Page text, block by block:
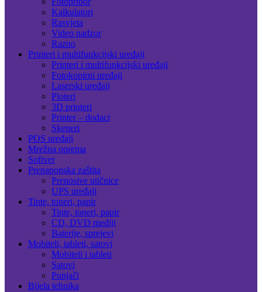
Kalkulatori
Rasvjeta
Video nadzor
Razno
Printeri i multifunkcijski uređaji
Printeri i multifunkcijski uređaji
Fotokopirni uređaji
Laserski uređaji
Ploteri
3D printeri
Printer – dodaci
Skeneri
POS uređaji
Mrežna oprema
Softver
Prenaponska zaštita
Prenosive utičnice
UPS uređaji
Tinte, toneri, papir
Tinte, toneri, papir
CD, DVD mediji
Baterije, sprejevi
Mobiteli, tableti, satovi
Mobiteli i tableti
Satovi
Punjači
Bijela tehnika